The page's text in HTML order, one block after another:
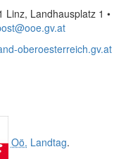
Linz, Landhausplatz 1 •
oberoesterreich.gv.at
Oö. Landtag.